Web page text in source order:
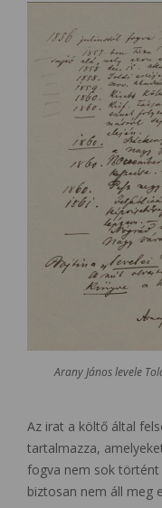
Arany János levele
Az irat a költő által
tartalmazza,
fogva nem sok történt
biztosan nem áll meg